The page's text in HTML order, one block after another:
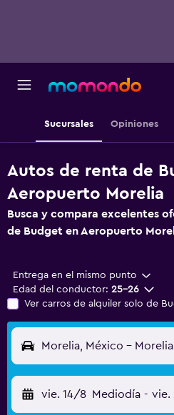
Sucursales Opiniones
Autos de renta de
Aeropuerto Morelia
Busca y compara excelentes
de Budget en Aeropuerto
Entrega en el mismo punto
Edad del conductor: 25-26
Ver carros de alquiler solo de
Morelia, México - Morelia
vie. 14/8 Mediodía - vie.